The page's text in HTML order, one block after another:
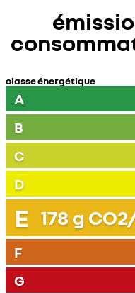
classe énergétique
A
B
C
D
E 178 g
F
G